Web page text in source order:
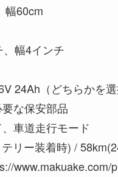
幅60cm
幅4インチ
24Ah（どちらかを選
な保安部品
車道走行モード
リー装着時) /
www.makuake.com/